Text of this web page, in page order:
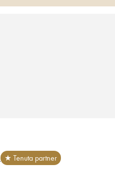
★ Tenuta partner